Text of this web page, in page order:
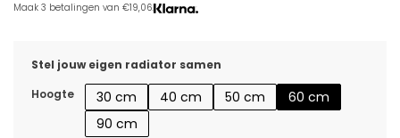
Maak 3 betalingen van €19,06.
Stel jouw eigen radiator samen
Hoogte
30 cm 40 cm 50 cm
60 cm
90 cm